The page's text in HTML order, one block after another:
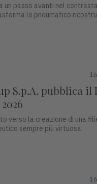
un passo avanti nel
lo pneumatico
S.p.A. pubblica il
verso la creazione di una
sempre più virtuosa.